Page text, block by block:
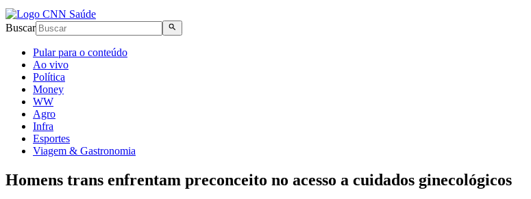
Buscar
Pular para o conteúdo
Ao vivo
Política
Money
WW
Agro
Infra
Esportes
Viagem & Gastronomia
Homens trans enfrentam preconceito no acesso a cuidados ginecológicos